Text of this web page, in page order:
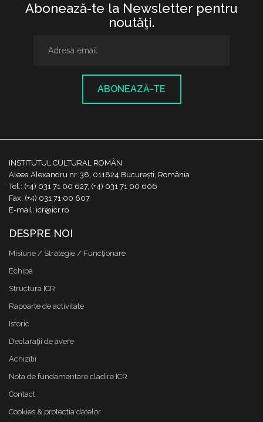
Abonează-te la Newsletter pentru
noutăţi.
ABONEAZĂ-TE
INSTITUTUL CULTURAL ROMÂN
Aleea Alexandru nr. 38, 011824 București, România
Tel.: (+4) 031 71 00 627, (+4) 031 71 00 606
Fax: (+4) 031 71 00 607
E-mail: icr@icr.ro
DESPRE NOI
Misiune / Strategie / Funcţionare
Echipa
Structura ICR
Rapoarte de activitate
Istoric
Declaraţii de avere
Achizitii
Nota de fundamentare cladire ICR
Contact
Cookies & protectia datelor